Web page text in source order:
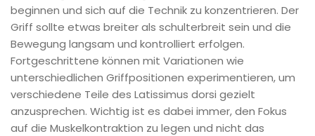
beginnen und sich auf die Technik zu konzentrieren. Der
Griff sollte etwas breiter als schulterbreit sein und die
Bewegung langsam und kontrolliert erfolgen.
Fortgeschrittene können mit Variationen wie
unterschiedlichen Griffpositionen experimentieren, um
verschiedene Teile des Latissimus dorsi gezielt
anzusprechen. Wichtig ist es dabei immer, den Fokus
auf die Muskelkontraktion zu legen und nicht das